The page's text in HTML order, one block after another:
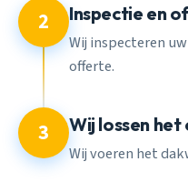
2 Inspectie en
Wij inspecteren
offerte.
3 Wij lossen het
Wij voeren het